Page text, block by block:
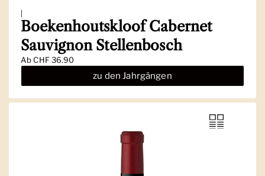
Boekenhoutskloof Cabernet
Sauvignon Stellenbosch
AbCHF 36.90
zu den Jahrgängen